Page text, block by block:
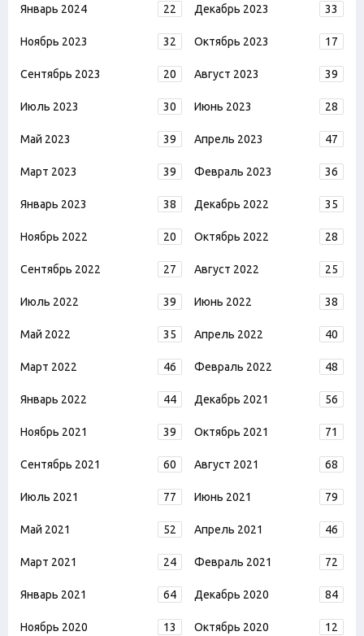
Январь 2024 22 Декабрь 2023 33
Ноябрь 2023 32 Октябрь 2023 17
Сентябрь 2023 20 Август 2023 39
Июль 2023 30 Июнь 2023 28
Май 2023 39 Апрель 2023 47
Март 2023 39 Февраль 2023 36
Январь 2023 38 Декабрь 2022 35
Ноябрь 2022 20 Октябрь 2022 28
Сентябрь 2022 27 Август 2022 25
Июль 2022 39 Июнь 2022 38
Май 2022 35 Апрель 2022 40
Март 2022 46 Февраль 2022 48
Январь 2022 44 Декабрь 2021 56
Ноябрь 2021 39 Октябрь 2021 71
Сентябрь 2021 60 Август 2021 68
Июль 2021 77 Июнь 2021 79
Май 2021 52 Апрель 2021 46
Март 2021 24 Февраль 2021 72
Январь 2021 64 Декабрь 2020 84
Ноябрь 2020 13 Октябрь 2020 12